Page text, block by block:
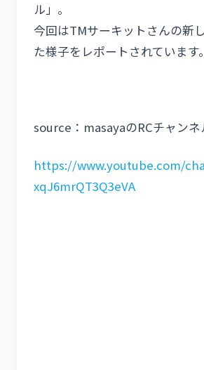
ル」。
今回はTMサーキットさんの新
た様子をレポートされています。
source：masayaのRCチャンネ
https://www.youtube.com/
xqJ6mrQT3Q3eVA